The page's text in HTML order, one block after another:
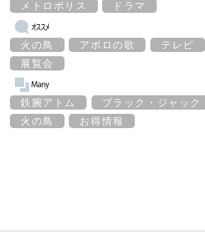
メトロポリス
ドラマ
火の鳥 アポロの歌 テレビ
展覧会
鉄腕アトム ブラック・ジャック
火の鳥
お得情報